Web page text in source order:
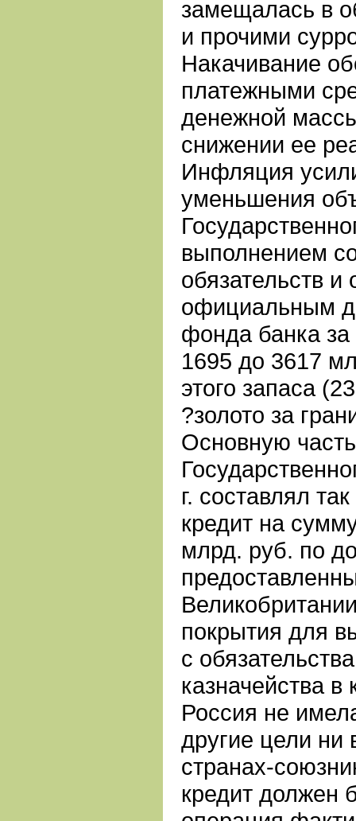
замещалась в
и прочими
Накачивание
платежными
денежной
снижении ее
Инфляция
уменьшения
выполнением
обязательств
официальным
фонда банка за
1695 до 3617
этого запаса
?золото за
Основную
г. составлял
кредит на
млрд. руб. по
покрытия для
с
казначейства в
Россия не
другие цели ни
странах-
кредит должен